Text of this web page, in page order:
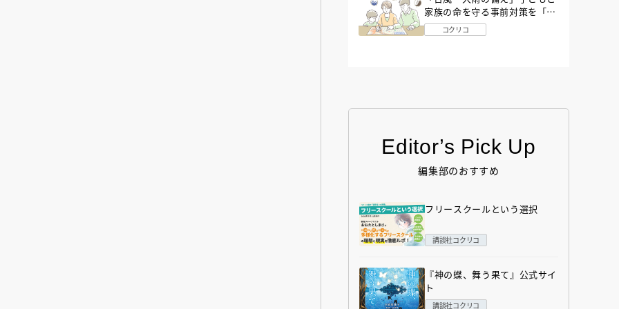
家族の命を守る事前対策を「防
災アドバイザー」が解説
コクリコ
Editor’s Pick Up
編集部のおすすめ
フリースクールという選択
講談社コクリコ
『神の蝶、舞う果て』公式サイ
ト
講談社コクリコ